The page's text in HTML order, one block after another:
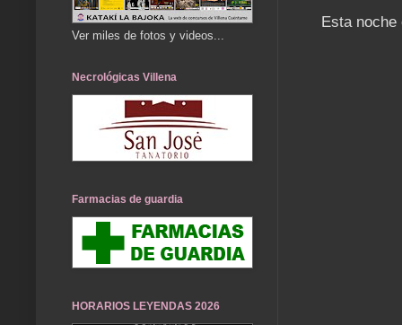
Esta
Ver miles de fotos y videos...
Necrológicas Villena
Farmacias de guardia
HORARIOS LEYENDAS 2026